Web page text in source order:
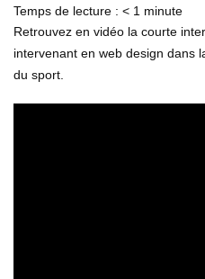
Temps de lecture : < 1 minute
Retrouvez en vidéo la courte
intervenant en web design dans
du sport.